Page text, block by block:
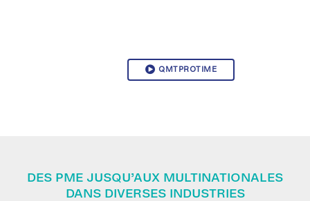
QMTPROTIME
DES PME JUSQU’AUX MULTINATIONALES
DANS DIVERSES INDUSTRIES